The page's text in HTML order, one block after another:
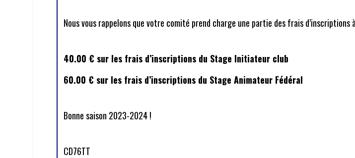
Nous vous rappelons que votre comité prend charge une partie des frais d’inscriptions
40.00 € sur les frais d’inscriptions du Stage Initiateur club
60.00 € sur les frais d’inscriptions du Stage Animateur Fédéral
Bonne saison 2023-2024 !
CD76TT